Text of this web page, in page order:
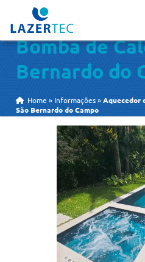
Aquecedor de
Bomba de
Bernardo do
Home » Informações »Aquecedor
São Bernardo do Campo